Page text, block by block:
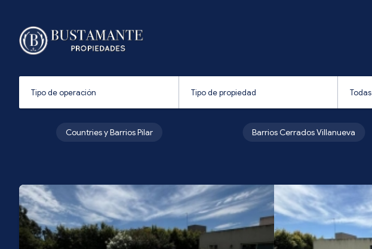
Countries y Barrios Pilar Barrios Cerrados Villanueva